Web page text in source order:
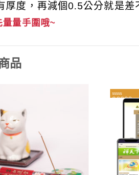
厚度，再減個0.5公分就是差
量手圍哦~
品
/ 5